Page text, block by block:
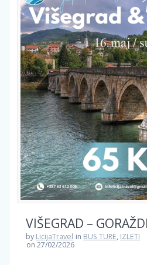
VIŠEGRAD –
by LicijaTravel in BUS TURE, IZLETI
on 27/02/2026